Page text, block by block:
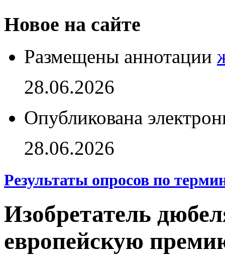
Новое на сайте
Размещены аннотации
28.06.2026
Опубликована
28.06.2026
Результаты опросов по
Изобретатель
европейскую